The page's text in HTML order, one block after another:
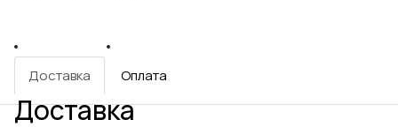
Доставка Оплата
Доставка